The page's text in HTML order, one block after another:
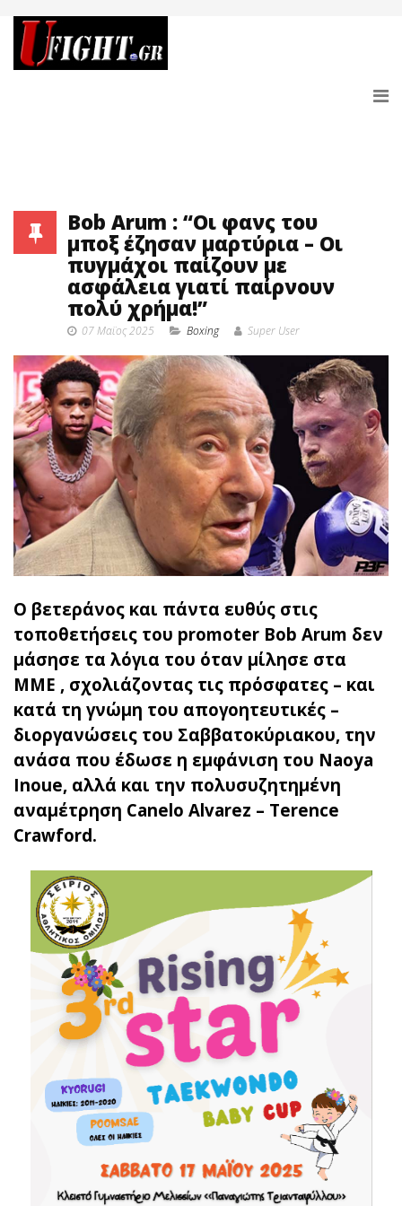
Bob Arum : “Οι φανς του
μποξ έζησαν μαρτύρια – Οι
πυγμάχοι παίζουν με
ασφάλεια γιατί παίρνουν
πολύ χρήμα!”
07 Μαϊος 2025 Boxing Super User
Ο βετεράνος και πάντα ευθύς στις
τοποθετήσεις του promoter Bob Arum δεν
μάσησε τα λόγια του όταν μίλησε στα
ΜΜΕ , σχολιάζοντας τις πρόσφατες – και
κατά τη γνώμη του απογοητευτικές –
διοργανώσεις του Σαββατοκύριακου, την
ανάσα που έδωσε η εμφάνιση του Naoya
Inoue, αλλά και την πολυσυζητημένη
αναμέτρηση Canelo Alvarez – Terence
Crawford.